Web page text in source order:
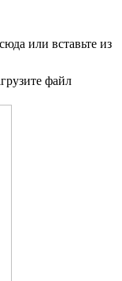
или вставьте из
файл